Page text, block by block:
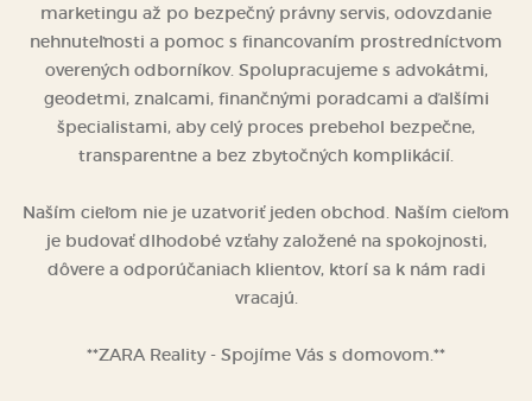
marketingu až po bezpečný právny servis, odovzdanie
nehnuteľnosti a pomoc s financovaním prostredníctvom
overených odborníkov. Spolupracujeme s advokátmi,
geodetmi, znalcami, finančnými poradcami a ďalšími
špecialistami, aby celý proces prebehol bezpečne,
transparentne a bez zbytočných komplikácií.
Naším cieľom nie je uzatvoriť jeden obchod. Naším cieľom
je budovať dlhodobé vzťahy založené na spokojnosti,
dôvere a odporúčaniach klientov, ktorí sa k nám radi
vracajú.
**ZARA Reality - Spojíme Vás s domovom.**